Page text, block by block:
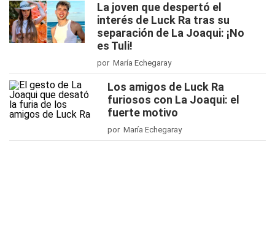
La joven que despertó el
interés de Luck Ra tras su
separación de La Joaqui: ¡No
es Tuli!
por María Echegaray
Los amigos de Luck Ra
furiosos con La Joaqui: el
fuerte motivo
por María Echegaray